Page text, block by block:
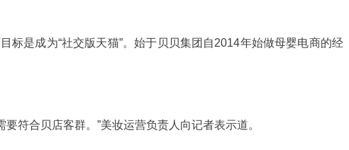
是成为“社交版天猫”。始于贝贝集团自2014年始做母婴电商的经
符合贝店客群。”美妆运营负责人向记者表示道。